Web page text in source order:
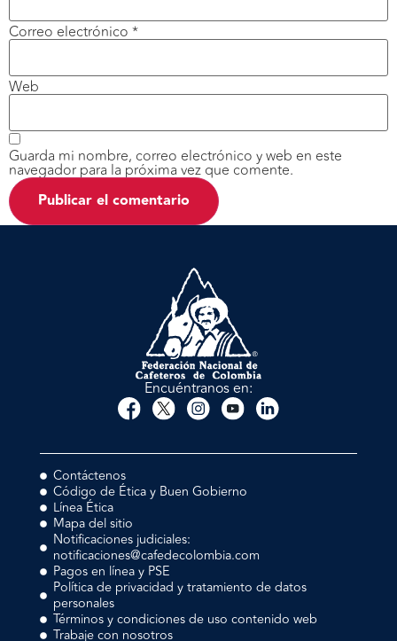
Correo electrónico *
Web
Guarda mi nombre, correo electrónico y web en este
navegador para la próxima vez que comente.
Encuéntranos en:
Contáctenos
Código de Ética y Buen Gobierno
Línea Ética
Mapa del sitio
Notificaciones judiciales:
notificaciones@cafedecolombia.com
Pagos en línea y PSE
Política de privacidad y tratamiento de datos
personales
Términos y condiciones de uso contenido web
Trabaje con nosotros